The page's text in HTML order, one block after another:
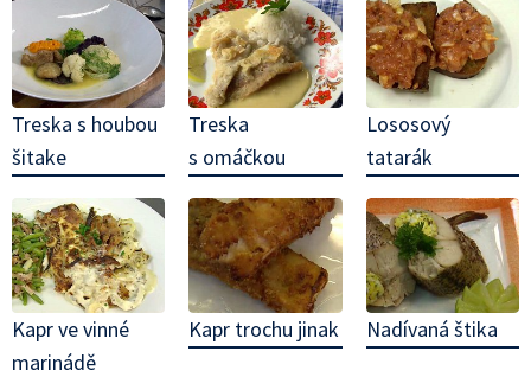
Treska s houbou
šitake
Treska
s omáčkou
Lososový
tatarák
Kapr ve vinné
marinádě
Kapr trochu jinak Nadívaná štika